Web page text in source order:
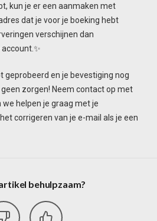
kun je er een aanmaken met
dat je voor je boeking hebt
verschijnen dan
geprobeerd en je bevestiging nog
zorgen! Neem contact op met
we helpen je graag met je
corrigeren van je e-mail als je een
behulpzaam?